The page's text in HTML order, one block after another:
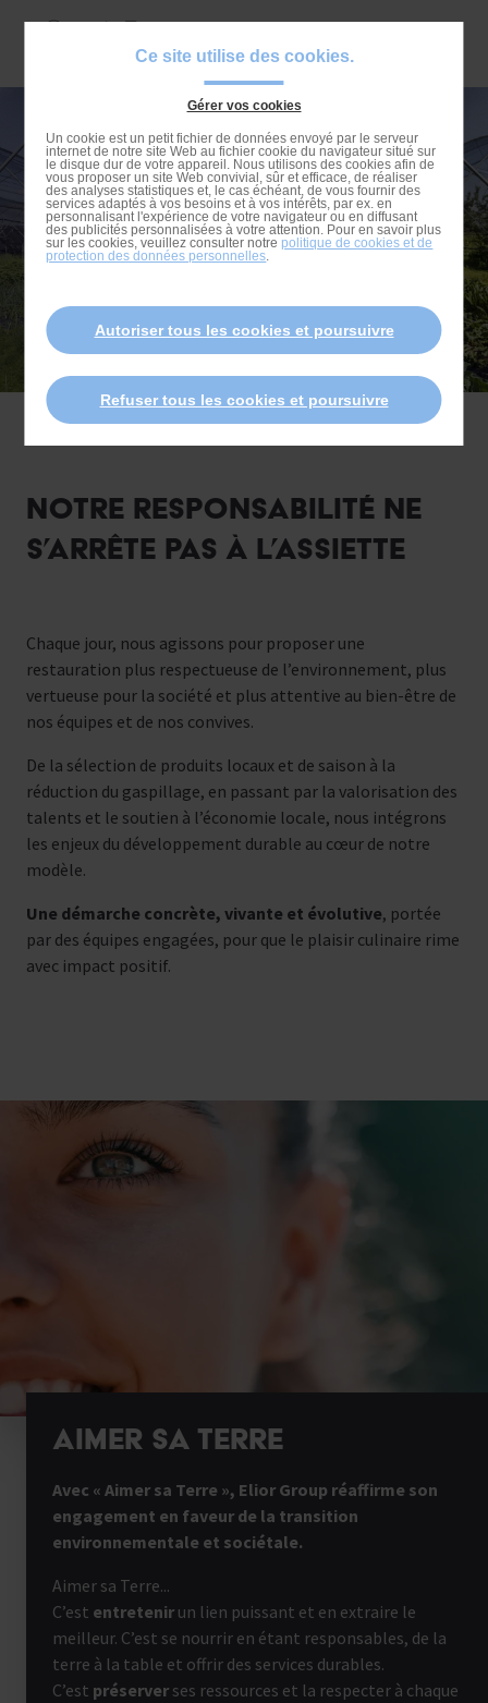
Passer
à
recherche
NOS ENGAGEMENTS RSE
NOTRE RESPONSABILITÉ NE
S’ARRÊTE PAS À L’ASSIETTE
Chaque jour, nous agissons pour proposer une
restauration plus respectueuse de l’environnement, plus
vertueuse pour la société et plus attentive au bien-être de
nos équipes et de nos convives.
De la sélection de produits locaux et de saison à la
réduction du gaspillage, en passant par la valorisation des
talents et le soutien à l’économie locale, nous intégrons
les enjeux du développement durable au cœur de notre
modèle.
Une démarche concrète, vivante et évolutive, portée
par des équipes engagées, pour que le plaisir culinaire rime
avec impact positif.
AIMER SA TERRE
Avec « Aimer sa Terre », Elior Group réaffirme son
engagement en faveur de la transition
environnementale et sociétale.
Aimer sa Terre...
C’est entretenir un lien puissant et en extraire le
meilleur. C’est se nourrir en étant responsables, de la
terre à la table et offrir des services durables.
C’est préserver ses ressources et la respecter à chaque
Ce site utilise des cookies.
Gérer vos cookies
Un cookie est un petit fichier de données envoyé par le serveur
internet de notre site Web au fichier cookie du navigateur situé sur
le disque dur de votre appareil. Nous utilisons des cookies afin de
vous proposer un site Web convivial, sûr et efficace, de réaliser
des analyses statistiques et, le cas échéant, de vous fournir des
services adaptés à vos besoins et à vos intérêts, par ex. en
personnalisant l'expérience de votre navigateur ou en diffusant
des publicités personnalisées à votre attention. Pour en savoir plus
sur les cookies, veuillez consulter notre politique de cookies et de
protection des données personnelles.
Autoriser tous les cookies et poursuivre
Refuser tous les cookies et poursuivre